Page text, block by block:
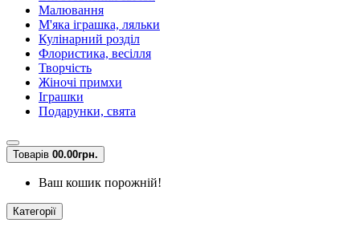
Малювання
М'яка іграшка, ляльки
Кулінарний розділ
Флористика, весілля
Творчість
Жіночі примхи
Іграшки
Подарунки, свята
Товарів 00.00грн.
Ваш кошик порожній!
Категорії